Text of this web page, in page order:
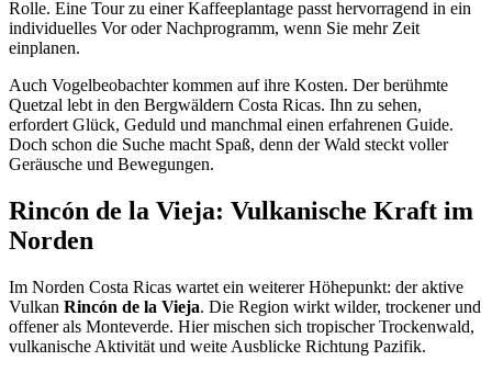
Rolle. Eine Tour zu einer Kaffeeplantage passt hervorragend in ein
individuelles Vor oder Nachprogramm, wenn Sie mehr Zeit
einplanen.
Auch Vogelbeobachter kommen auf ihre Kosten. Der berühmte
Quetzal lebt in den Bergwäldern Costa Ricas. Ihn zu sehen,
erfordert Glück, Geduld und manchmal einen erfahrenen Guide.
Doch schon die Suche macht Spaß, denn der Wald steckt voller
Geräusche und Bewegungen.
Rincón de la Vieja: Vulkanische Kraft im
Norden
Im Norden Costa Ricas wartet ein weiterer Höhepunkt: der aktive
Vulkan Rincón de la Vieja. Die Region wirkt wilder, trockener und
offener als Monteverde. Hier mischen sich tropischer Trockenwald,
vulkanische Aktivität und weite Ausblicke Richtung Pazifik.